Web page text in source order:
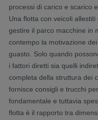
processi di carico e scarico
Una flotta con veicoli
gestire il parco macchine in
contempo la motivazione
guasto. Solo quando
i fattori diretti sia quelli
completa della struttura dei
fornisce consigli e trucchi
fondamentale e tuttavia
flotta è il rapporto tra